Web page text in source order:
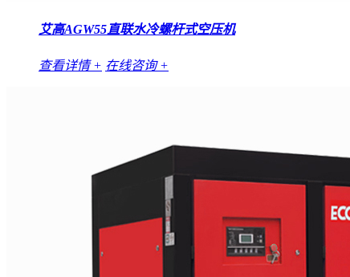
艾高AGW55直联水冷螺杆式空压机
查看详情 + 在线咨询 +